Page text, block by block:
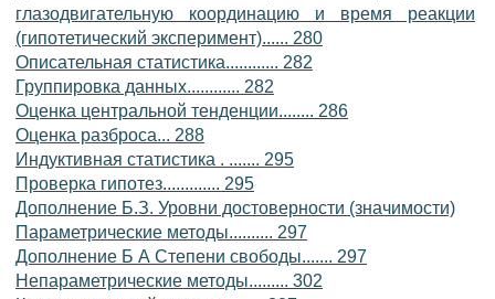
глазодвигательную координацию и время реакции
(гипотетический эксперимент)...... 280
Описательная статистика............ 282
Группировка данных............ 282
Оценка центральной тенденции........ 286
Оценка разброса... 288
Индуктивная статистика . ....... 295
Проверка гипотез............. 295
Дополнение Б.З. Уровни достоверности (значимости)
Параметрические методы.......... 297
Дополнение Б А Степени свободы....... 297
Непараметрические методы......... 302